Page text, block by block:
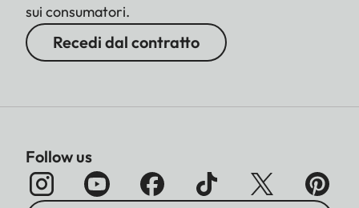
sui consumatori.
Recedi dal contratto
Follow us